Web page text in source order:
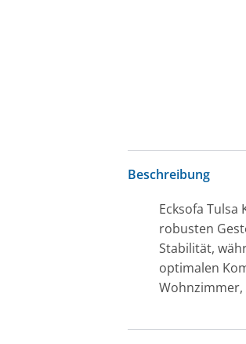
Beschreibung
Ecksofa
robusten
Stabilität,
optimalen
Wohnzimmer,